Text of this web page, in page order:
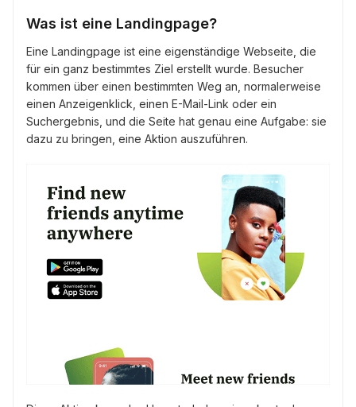
Was ist eine Landingpage?
Eine Landingpage ist eine eigenständige Webseite, die
für ein ganz bestimmtes Ziel erstellt wurde. Besucher
kommen über einen bestimmten Weg an, normalerweise
einen Anzeigenklick, einen E-Mail-Link oder ein
Suchergebnis, und die Seite hat genau eine Aufgabe: sie
dazu zu bringen, eine Aktion auszuführen.